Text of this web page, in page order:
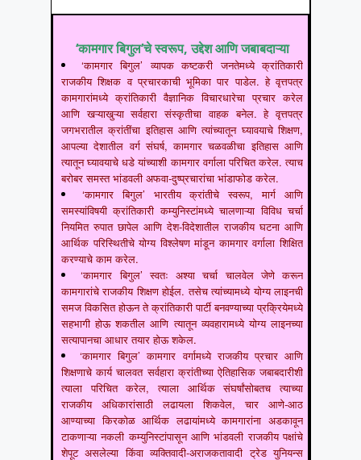
‘कामगार बिगुल’चे स्वरूप, उद्देश आणि जबाबदाऱ्या
‘कामगार बिगुल’ व्यापक कष्टकरी जनतेमध्ये क्रांतिकारी
राजकीय शिक्षक व प्रचारकाची भूमिका पार पाडेल. हे वृत्तपत्र
कामगारांमध्ये क्रांतिकारी वैज्ञानिक विचारधारेचा प्रचार करेल
आणि खऱ्याखुऱ्या सर्वहारा संस्कृतीचा वाहक बनेल. हे वृत्तपत्र
जगभरातील क्रांतींचा इतिहास आणि त्यांच्यातून घ्यावयाचे शिक्षण,
आपल्या देशातील वर्ग संघर्ष, कामगार चळवळीचा इतिहास आणि
त्यातून घ्यावयाचे धडे यांच्याशी कामगार वर्गाला परिचित करेल. त्याच
बरोबर समस्त भांडवली अफवा-दुष्प्रचारांचा भांडाफोड करेल.
‘कामगार बिगुल’ भारतीय क्रांतीचे स्वरूप, मार्ग आणि
समस्यांविषयी क्रांतिकारी कम्युनिस्टांमध्ये चालणाऱ्या विविध चर्चा
नियमित रुपात छापेल आणि देश-विदेशातील राजकीय घटना आणि
आर्थिक परिस्थितीचे योग्य विश्लेषण मांडून कामगार वर्गाला शिक्षित
करण्याचे काम करेल.
‘कामगार बिगुल’ स्वतः अश्या चर्चा चालवेल जेणे करून
कामगारांचे राजकीय शिक्षण होईल. तसेच त्यांच्यामध्ये योग्य लाइनची
समज विकसित होऊन ते क्रांतिकारी पार्टी बनवण्याच्या प्रक्रियेमध्ये
सहभागी होऊ शकतील आणि त्यातून व्यवहारामध्ये योग्य लाइनच्या
सत्यापानचा आधार तयार होऊ शकेल.
‘कामगार बिगुल’ कामगार वर्गामध्ये राजकीय प्रचार आणि
शिक्षणाचे कार्य चालवत सर्वहारा क्रांतीच्या ऐतिहासिक जबाबदारीशी
त्याला परिचित करेल, त्याला आर्थिक संघर्षांसोबतच त्याच्या
राजकीय अधिकारांसाठी लढायला शिकवेल, चार आणे-आठ
आण्याच्या किरकोळ आर्थिक लढायांमध्ये कामगारांना अडकावून
टाकणाऱ्या नकली कम्युनिस्टांपासून आणि भांडवली राजकीय पक्षांचे
शेपूट असलेल्या किंवा व्यक्तिवादी-अराजकतावादी ट्रेड युनियन्स